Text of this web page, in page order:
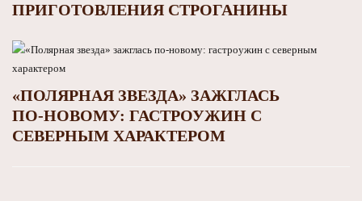
ПРИГОТОВЛЕНИЯ СТРОГАНИНЫ
«ПОЛЯРНАЯ ЗВЕЗДА» ЗАЖГЛАСЬ
ПО‑НОВОМУ: ГАСТРОУЖИН С
СЕВЕРНЫМ ХАРАКТЕРОМ